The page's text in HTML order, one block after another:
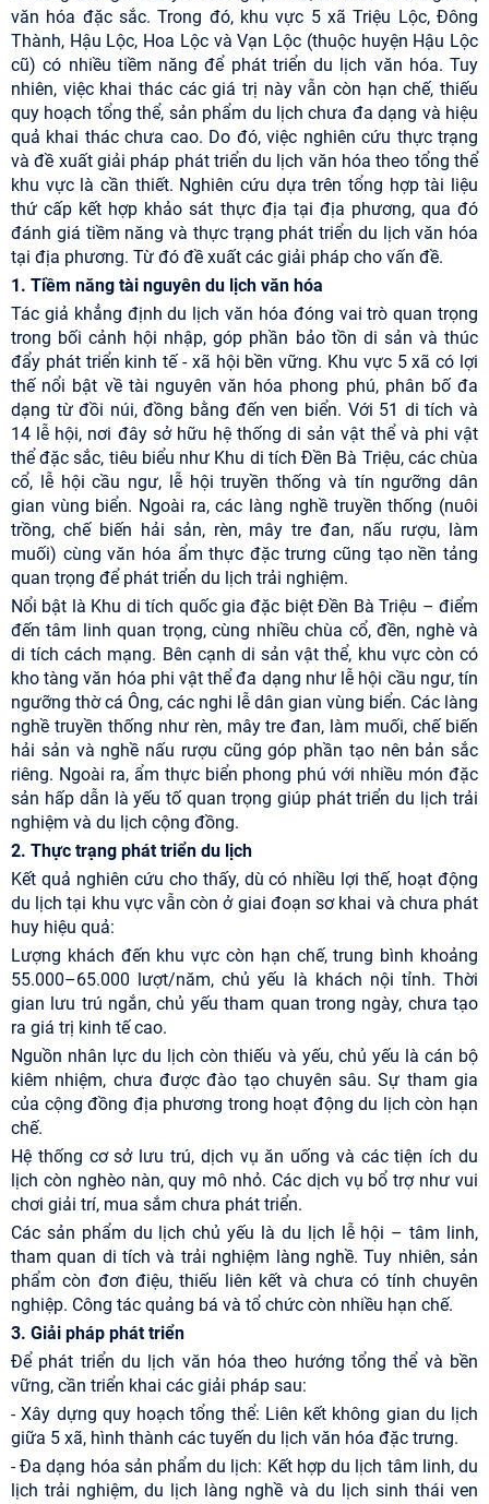
văn hóa đặc sắc. Trong đó, khu vực 5 xã Triệu Lộc, Đông
Thành, Hậu Lộc, Hoa Lộc và Vạn Lộc (thuộc huyện Hậu Lộc
cũ) có nhiều tiềm năng để phát triển du lịch văn hóa. Tuy
nhiên, việc khai thác các giá trị này vẫn còn hạn chế, thiếu
quy hoạch tổng thể, sản phẩm du lịch chưa đa dạng và hiệu
quả khai thác chưa cao. Do đó, việc nghiên cứu thực trạng
và đề xuất giải pháp phát triển du lịch văn hóa theo tổng thể
khu vực là cần thiết. Nghiên cứu dựa trên tổng hợp tài liệu
thứ cấp kết hợp khảo sát thực địa tại địa phương, qua đó
đánh giá tiềm năng và thực trạng phát triển du lịch văn hóa
tại địa phương. Từ đó đề xuất các giải pháp cho vấn đề.
1. Tiềm năng tài nguyên du lịch văn hóa
Tác giả khẳng định du lịch văn hóa đóng vai trò quan trọng
trong bối cảnh hội nhập, góp phần bảo tồn di sản và thúc
đẩy phát triển kinh tế - xã hội bền vững. Khu vực 5 xã có lợi
thế nổi bật về tài nguyên văn hóa phong phú, phân bố đa
dạng từ đồi núi, đồng bằng đến ven biển. Với 51 di tích và
14 lễ hội, nơi đây sở hữu hệ thống di sản vật thể và phi vật
thể đặc sắc, tiêu biểu như Khu di tích Đền Bà Triệu, các chùa
cổ, lễ hội cầu ngư, lễ hội truyền thống và tín ngưỡng dân
gian vùng biển. Ngoài ra, các làng nghề truyền thống (nuôi
trồng, chế biến hải sản, rèn, mây tre đan, nấu rượu, làm
muối) cùng văn hóa ẩm thực đặc trưng cũng tạo nền tảng
quan trọng để phát triển du lịch trải nghiệm.
Nổi bật là Khu di tích quốc gia đặc biệt Đền Bà Triệu – điểm
đến tâm linh quan trọng, cùng nhiều chùa cổ, đền, nghè và
di tích cách mạng. Bên cạnh di sản vật thể, khu vực còn có
kho tàng văn hóa phi vật thể đa dạng như lễ hội cầu ngư, tín
ngưỡng thờ cá Ông, các nghi lễ dân gian vùng biển. Các làng
nghề truyền thống như rèn, mây tre đan, làm muối, chế biến
hải sản và nghề nấu rượu cũng góp phần tạo nên bản sắc
riêng. Ngoài ra, ẩm thực biển phong phú với nhiều món đặc
sản hấp dẫn là yếu tố quan trọng giúp phát triển du lịch trải
nghiệm và du lịch cộng đồng.
2. Thực trạng phát triển du lịch
Kết quả nghiên cứu cho thấy, dù có nhiều lợi thế, hoạt động
du lịch tại khu vực vẫn còn ở giai đoạn sơ khai và chưa phát
huy hiệu quả:
Lượng khách đến khu vực còn hạn chế, trung bình khoảng
55.000–65.000 lượt/năm, chủ yếu là khách nội tỉnh. Thời
gian lưu trú ngắn, chủ yếu tham quan trong ngày, chưa tạo
ra giá trị kinh tế cao.
Nguồn nhân lực du lịch còn thiếu và yếu, chủ yếu là cán bộ
kiêm nhiệm, chưa được đào tạo chuyên sâu. Sự tham gia
của cộng đồng địa phương trong hoạt động du lịch còn hạn
chế.
Hệ thống cơ sở lưu trú, dịch vụ ăn uống và các tiện ích du
lịch còn nghèo nàn, quy mô nhỏ. Các dịch vụ bổ trợ như vui
chơi giải trí, mua sắm chưa phát triển.
Các sản phẩm du lịch chủ yếu là du lịch lễ hội – tâm linh,
tham quan di tích và trải nghiệm làng nghề. Tuy nhiên, sản
phẩm còn đơn điệu, thiếu liên kết và chưa có tính chuyên
nghiệp. Công tác quảng bá và tổ chức còn nhiều hạn chế.
3. Giải pháp phát triển
Để phát triển du lịch văn hóa theo hướng tổng thể và bền
vững, cần triển khai các giải pháp sau:
- Xây dựng quy hoạch tổng thể: Liên kết không gian du lịch
giữa 5 xã, hình thành các tuyến du lịch văn hóa đặc trưng.
- Đa dạng hóa sản phẩm du lịch: Kết hợp du lịch tâm linh, du
lịch trải nghiệm, du lịch làng nghề và du lịch sinh thái ven